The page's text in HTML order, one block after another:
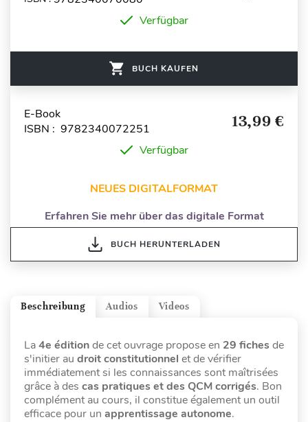
Verfügbar
BUCH KAUFEN
E-Book
ISBN : 9782340072251
13,99 €
Verfügbar
NEUES DIGITALFORMAT
Erfahren Sie mehr über das digitale Format
BUCH HERUNTERLADEN
Videos
Audios
Beschreibung
La4e éditionde cet ouvrage propose en 29 fiches de
s'initier au droit constitutionnel et de vérifier
immédiatement si les connaissances sont maîtrisées
grâce à des cas pratiques et des QCM corrigés. Bon
complément au cours, il constitue également un outil
efficace pour un apprentissage autonome.